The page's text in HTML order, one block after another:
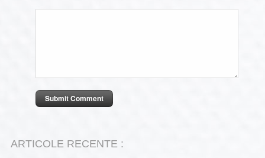
ARTICOLE RECENTE :